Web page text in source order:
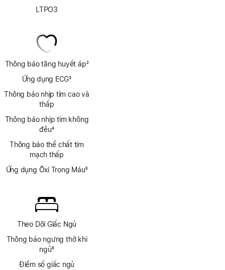
LTPO3
Thông báo tăng huyết áp2
Ứng dụng ECG
Chú
thích
3
Thông báo nhịp tim cao và
thấp
Thông báo nhịp tim không
đều
thích
4
Thông báo thể chất tim
mạch thấp
Ứng dụng Ôxi Trong Máu5
Theo Dõi Giấc Ngủ
Thông báo ngưng thở khi
ngủ6
Điểm số giấc ngủ